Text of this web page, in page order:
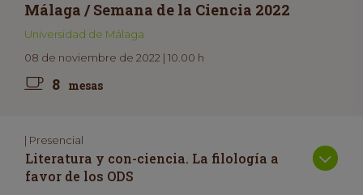
Málaga / Semana de la Ciencia 2022
Universidad de Málaga
08 de noviembre de 2022 | 10.00 h
8 mesas
| Presencial
Literatura y con-ciencia. La filología a
favor de los ODS